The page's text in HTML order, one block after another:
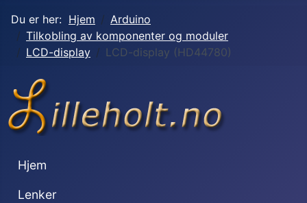
Du er her: Hjem
Arduino
Tilkobling av komponenter og moduler
LCD-display
LCD-display (HD44780)
Hjem
Lenker